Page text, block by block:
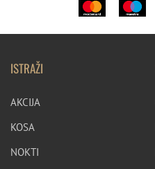
ISTRAŽI
AKCIJA
KOSA
NOKTI